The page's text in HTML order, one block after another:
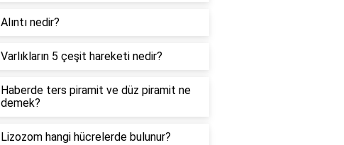
Alıntı nedir?
Varlıkların 5 çeşit hareketi nedir?
Haberde ters piramit ve düz piramit ne
demek?
Lizozom hangi hücrelerde bulunur?